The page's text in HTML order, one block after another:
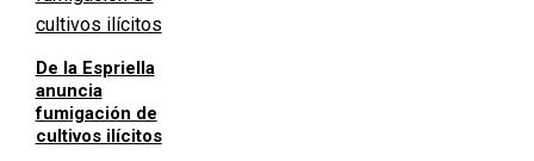
De la Espriella
anuncia
fumigación de
cultivos ilícitos